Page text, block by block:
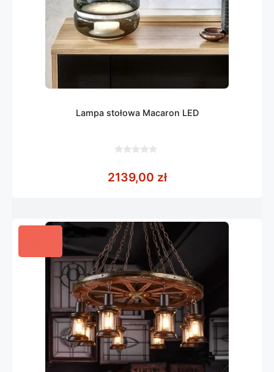
Lampa stołowa Macaron LED
5
2139,00 zł